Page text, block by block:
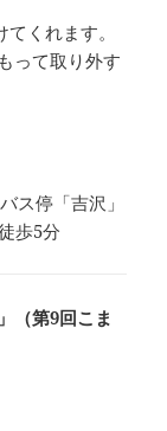
くれます。
って取り外す
ス停「吉沢」
歩5分
（第9回こま